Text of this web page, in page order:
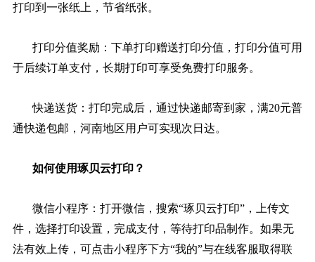
打印到一张纸上，节省纸张。
打印分值奖励：下单打印赠送打印分值，打印分值可用
于后续订单支付，长期打印可享受免费打印服务。
快递送货：打印完成后，通过快递邮寄到家，满20元普
通快递包邮，河南地区用户可实现次日达。
如何使用琢贝云打印？
微信小程序：打开微信，搜索“琢贝云打印”，上传文
件，选择打印设置，完成支付，等待打印品制作。如果无
法有效上传，可点击小程序下方“我的”与在线客服取得联